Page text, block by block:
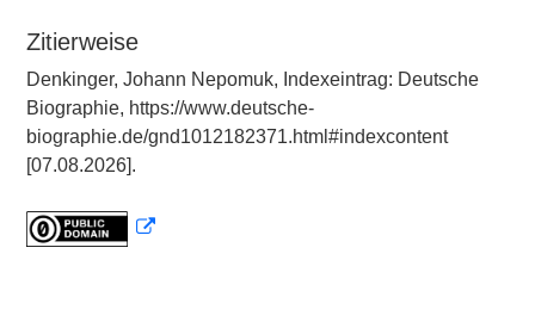
Zitierweise
Denkinger, Johann Nepomuk, Indexeintrag: Deutsche
Biographie, https://www.deutsche-
biographie.de/gnd1012182371.html#indexcontent
[07.08.2026].